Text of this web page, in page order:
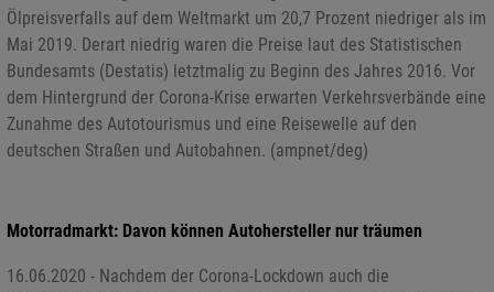
Ölpreisverfalls auf dem Weltmarkt um 20,7 Prozent niedriger als im
Mai 2019. Derart niedrig waren die Preise laut des Statistischen
Bundesamts (Destatis) letztmalig zu Beginn des Jahres 2016. Vor
dem Hintergrund der Corona-Krise erwarten Verkehrsverbände eine
Zunahme des Autotourismus und eine Reisewelle auf den
deutschen Straßen und Autobahnen. (ampnet/deg)
Motorradmarkt: Davon können Autohersteller nur träumen
16.06.2020 - Nachdem der Corona-Lockdown auch die